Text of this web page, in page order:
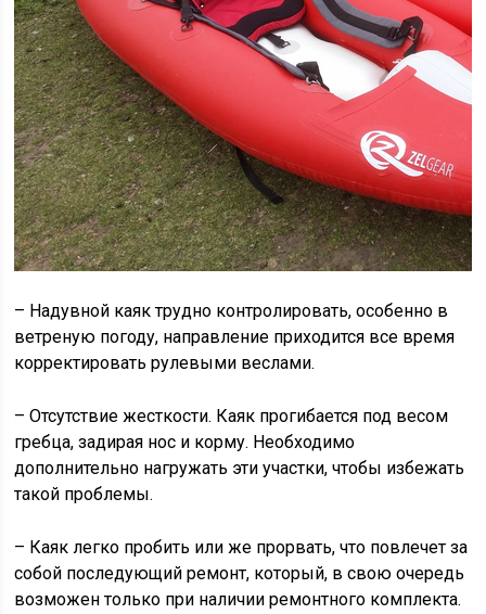
– Надувной каяк трудно контролировать, особенно в
ветреную погоду, направление приходится все время
корректировать рулевыми веслами.
– Отсутствие жесткости. Каяк прогибается под весом
гребца, задирая нос и корму. Необходимо
дополнительно нагружать эти участки, чтобы избежать
такой проблемы.
– Каяк легко пробить или же прорвать, что повлечет за
собой последующий ремонт, который, в свою очередь
возможен только при наличии ремонтного комплекта.